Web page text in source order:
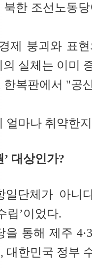
한 조선노동
제 붕괴와 표
실체는 이미
복판에서 "공
얼마나 취약한
대상인가?
일단체가 아니
립’이었다.
을 통해 제주
대한민국 정부